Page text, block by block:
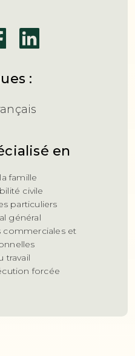
:
en
famille
civile
particuliers
général
commerciales et
travail
forcée